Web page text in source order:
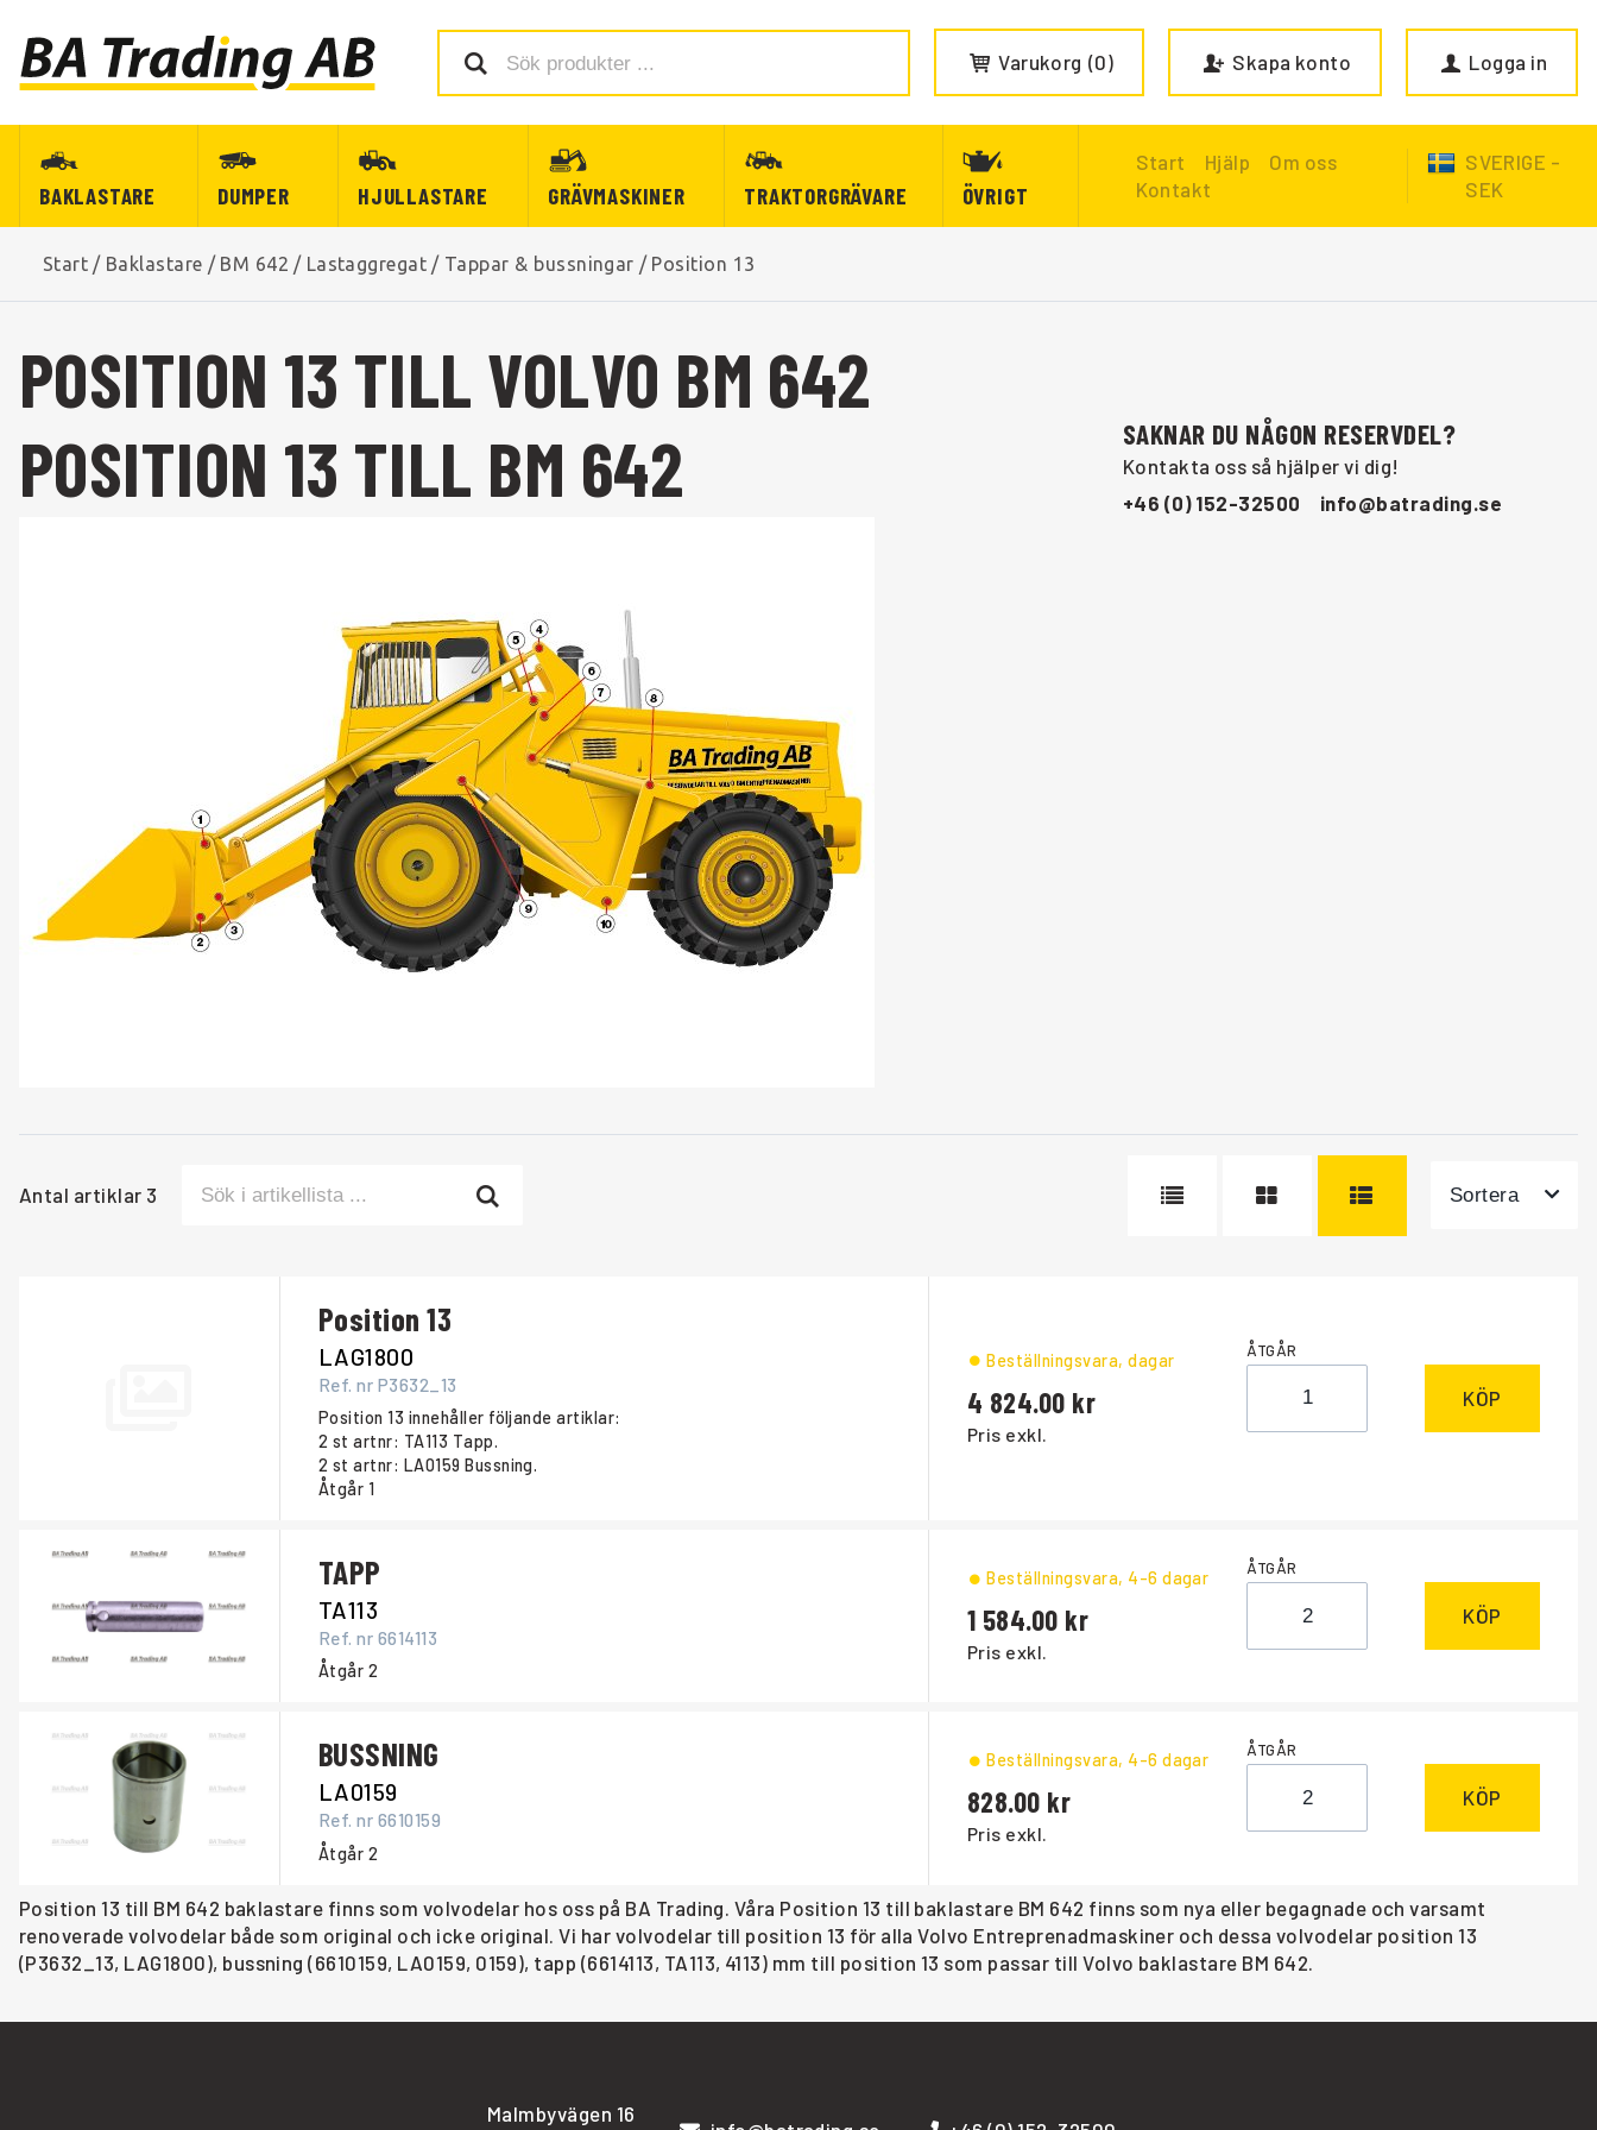
Varukorg 0 Skapa konto Logga in
BAKLASTARE DUMPER HJULLASTARE GRÄVMASKINER TRAKTORGRÄVARE ÖVRIGT
Start Hjälp
Om oss
Kontakt
SVERIGE -
SEK
Start / Baklastare / BM 642 / Lastaggregat / Tappar & bussningar / Position 13
POSITION 13 TILL VOLVO BM 642
POSITION 13 TILL BM 642
SAKNAR DU NÅGON RESERVDEL?
Kontakta oss så hjälper vi dig!
+46 (0) 152-32500
info@batrading.se
Antal artiklar 3 Sortera
Position 13
LAG1800
Ref. nr P3632_13
Position 13 innehåller följande artiklar:
2 st artnr: TA113 Tapp.
2 st artnr: LA0159 Bussning.
Åtgår 1
Pris exkl.
4 824.00
Beställningsvara, dagar ÅTGÅR
KÖP
TAPP
TA113
Ref. nr 6614113
Åtgår 2
Pris exkl.
1 584.00
Beställningsvara, 4-6 dagar ÅTGÅR
KÖP
BUSSNING
LA0159
Ref. nr 6610159
Åtgår 2
Pris exkl.
828.00
Beställningsvara, 4-6 dagar ÅTGÅR
KÖP
Position 13 till BM 642 baklastare finns som volvodelar hos oss på BA Trading. Våra Position 13 till baklastare BM 642 finns som nya eller begagnade och varsamt
renoverade volvodelar både som original och icke original. Vi har volvodelar till position 13 för alla Volvo Entreprenadmaskiner och dessa volvodelar position 13
(P3632_13, LAG1800), bussning (6610159, LA0159, 0159), tapp (6614113, TA113, 4113) mm till position 13 som passar till Volvo baklastare BM 642.
Malmbyvägen 16